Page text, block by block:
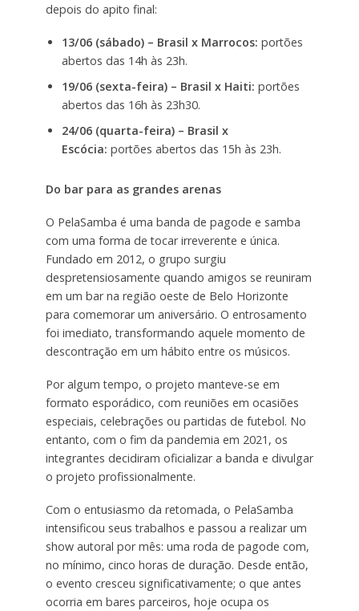
depois do apito final:
13/06 (sábado) – Brasil x Marrocos: portões
abertos das 14h às 23h.
19/06 (sexta-feira) – Brasil x Haiti: portões
abertos das 16h às 23h30.
24/06 (quarta-feira) – Brasil x
Escócia: portões abertos das 15h às 23h.
Do bar para as grandes arenas
O PelaSamba é uma banda de pagode e samba
com uma forma de tocar irreverente e única.
Fundado em 2012, o grupo surgiu
despretensiosamente quando amigos se reuniram
em um bar na região oeste de Belo Horizonte
para comemorar um aniversário. O entrosamento
foi imediato, transformando aquele momento de
descontração em um hábito entre os músicos.
Por algum tempo, o projeto manteve-se em
formato esporádico, com reuniões em ocasiões
especiais, celebrações ou partidas de futebol. No
entanto, com o fim da pandemia em 2021, os
integrantes decidiram oficializar a banda e divulgar
o projeto profissionalmente.
Com o entusiasmo da retomada, o PelaSamba
intensificou seus trabalhos e passou a realizar um
show autoral por mês: uma roda de pagode com,
no mínimo, cinco horas de duração. Desde então,
o evento cresceu significativamente; o que antes
ocorria em bares parceiros, hoje ocupa os